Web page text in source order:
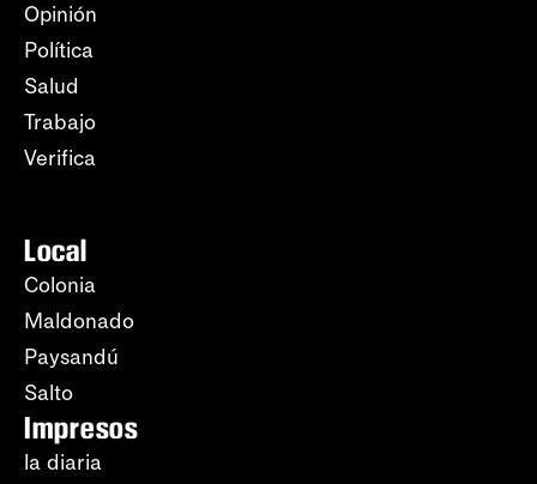
Opinión
Política
Salud
Trabajo
Verifica
Local
Colonia
Maldonado
Paysandú
Salto
Impresos
la diaria